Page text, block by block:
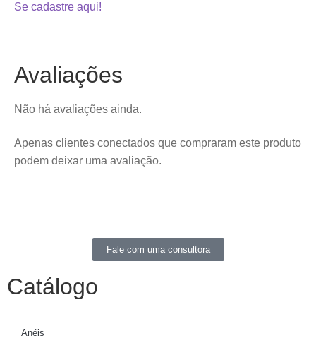
Se cadastre aqui!
Avaliações
Não há avaliações ainda.
Apenas clientes conectados que compraram este produto
podem deixar uma avaliação.
Fale com uma consultora
Catálogo
Anéis